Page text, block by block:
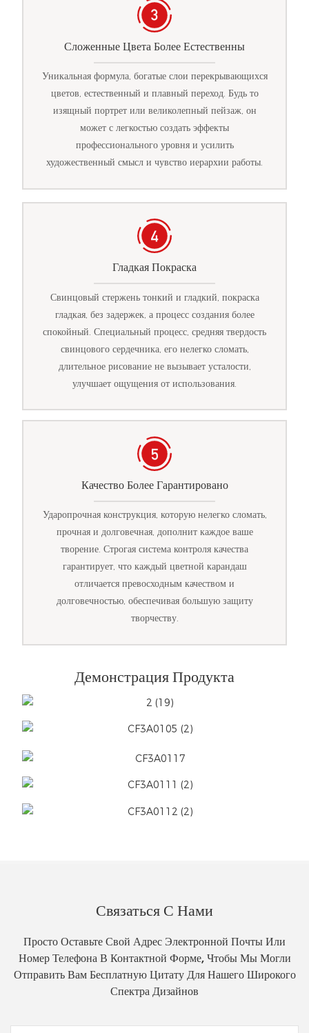
Сложенные Цвета Более Естественны
Уникальная формула, богатые слои перекрывающихся
цветов, естественный и плавный переход. Будь то
изящный портрет или великолепный пейзаж, он
может с легкостью создать эффекты
профессионального уровня и усилить
художественный смысл и чувство иерархии работы.
Гладкая Покраска
Свинцовый стержень тонкий и гладкий, покраска
гладкая, без задержек, а процесс создания более
спокойный. Специальный процесс, средняя твердость
свинцового сердечника, его нелегко сломать,
длительное рисование не вызывает усталости,
улучшает ощущения от использования.
Качество Более Гарантировано
Ударопрочная конструкция, которую нелегко сломать,
прочная и долговечная, дополнит каждое ваше
творение. Строгая система контроля качества
гарантирует, что каждый цветной карандаш
отличается превосходным качеством и
долговечностью, обеспечивая большую защиту
творчеству.
Демонстрация Продукта
Связаться С Нами
Просто Оставьте Свой Адрес Электронной Почты Или
Номер Телефона В Контактной Форме, Чтобы Мы Могли
Отправить Вам Бесплатную Цитату Для Нашего Широкого
Спектра Дизайнов